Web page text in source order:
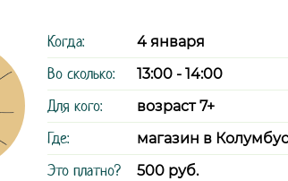
Когда: 4 января
Во сколько: 13:00 - 14:00
Для кого: возраст 7+
Где: магазин в
Это платно? 500 руб.